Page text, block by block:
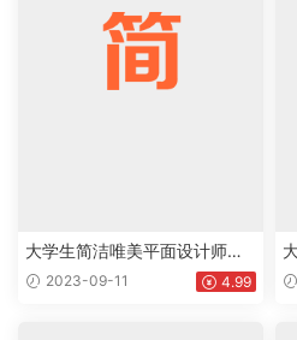
大学生简洁唯美平面设计师个
人英文版简历Word模板下载do
2023-09-11 4.99